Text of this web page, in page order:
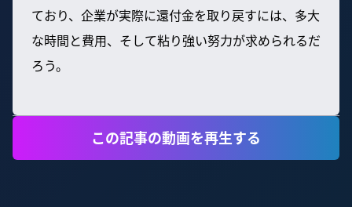
ており、企業が実際に還付金を取り戻すには、多大
な時間と費用、そして粘り強い努力が求められるだ
ろう。
この記事の動画を再生する